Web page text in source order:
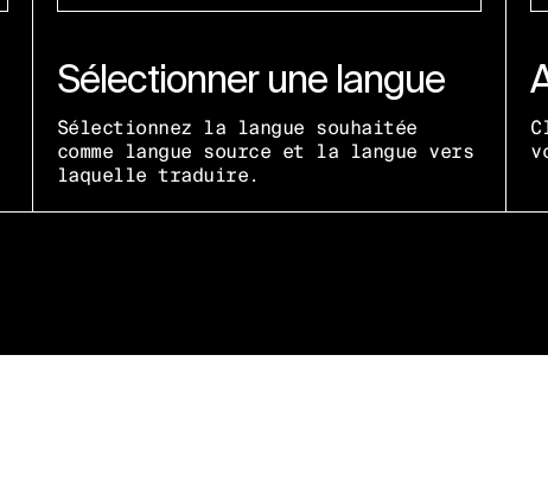
Sélectionner une langue
Sélectionnez la langue souhaitée
comme langue source et la langue vers
laquelle traduire.